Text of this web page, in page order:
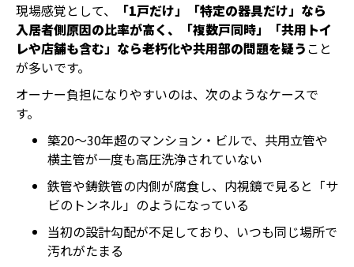
現場感覚として、
「1戸だけ」「特定の器具だけ」なら
入居者側原因の比率が高く、「複数戸同時」「共用トイ
レや店舗も含む」なら老朽化や共用部の問題を疑うこと
が多いです。
オーナー負担になりやすいのは、次のようなケースで
す。
築20〜30年超のマンション・ビルで、共用立管や
横主管が一度も高圧洗浄されていない
鉄管や鋳鉄管の内側が腐食し、内視鏡で見ると「サ
ビのトンネル」のようになっている
当初の設計勾配が不足しており、いつも同じ場所で
汚れがたまる